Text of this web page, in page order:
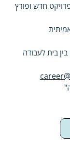
חדש ופורץ
בית לעבודה